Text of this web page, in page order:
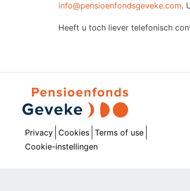
info@pensioenfondsgeveke.com.
Heeft u toch liever telefonisch
Privacy Cookies Terms of use
Cookie-instellingen